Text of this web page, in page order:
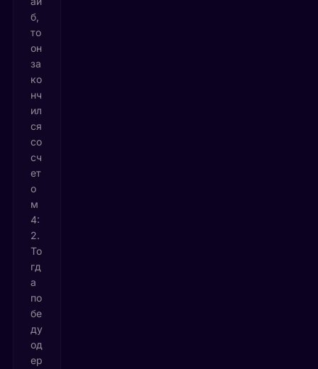
б,
то
он
за
ко
нч
ил
ся
со
сч
ет
о
м
4:
2.
То
гд
а
по
бе
ду
од
ер